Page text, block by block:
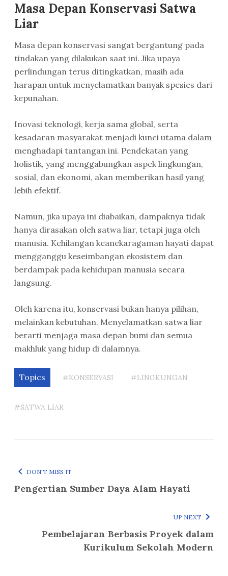
Masa Depan Konservasi Satwa
Liar
Masa depan konservasi sangat bergantung pada
tindakan yang dilakukan saat ini. Jika upaya
perlindungan terus ditingkatkan, masih ada
harapan untuk menyelamatkan banyak spesies dari
kepunahan.
Inovasi teknologi, kerja sama global, serta
kesadaran masyarakat menjadi kunci utama dalam
menghadapi tantangan ini. Pendekatan yang
holistik, yang menggabungkan aspek lingkungan,
sosial, dan ekonomi, akan memberikan hasil yang
lebih efektif.
Namun, jika upaya ini diabaikan, dampaknya tidak
hanya dirasakan oleh satwa liar, tetapi juga oleh
manusia. Kehilangan keanekaragaman hayati dapat
mengganggu keseimbangan ekosistem dan
berdampak pada kehidupan manusia secara
langsung.
Oleh karena itu, konservasi bukan hanya pilihan,
melainkan kebutuhan. Menyelamatkan satwa liar
berarti menjaga masa depan bumi dan semua
makhluk yang hidup di dalamnya.
Topics #KONSERVASI #LINGKUNGAN
#SATWA LIAR
DON'T MISS IT
Pengertian Sumber Daya Alam Hayati
UP NEXT
Pembelajaran Berbasis Proyek dalam
Kurikulum Sekolah Modern